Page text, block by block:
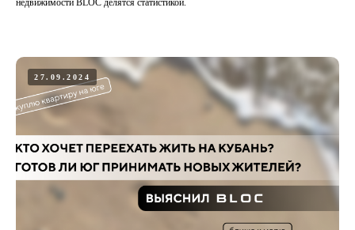
недвижимости BLOC делятся статистикой.
27.09.2024